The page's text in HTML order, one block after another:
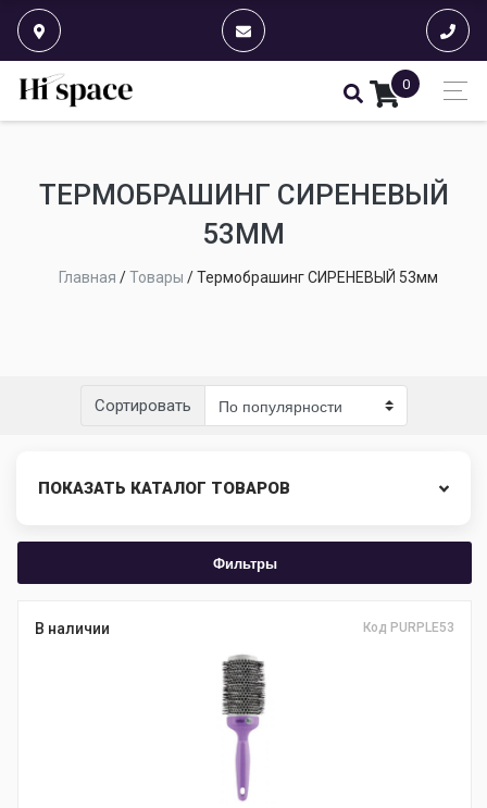
0
ТЕРМОБРАШИНГ СИРЕНЕВЫЙ
53ММ
Главная /Товары /Термобрашинг СИРЕНЕВЫЙ 53мм
Сортировать
ПОКАЗАТЬ КАТАЛОГ ТОВАРОВ
В наличии Код PURPLE53
Фильтры